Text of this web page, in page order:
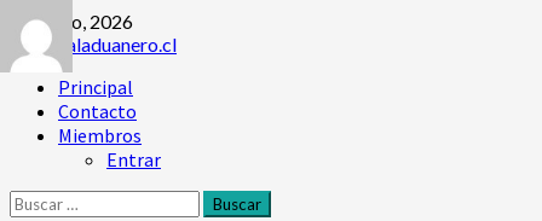
Saltar
al
contenido
6 agosto, 2026
Menú
principal
Principal
Contacto
Miembros
Entrar
Buscar: